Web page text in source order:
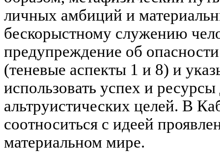
личных амбиций и
бескорыстному служению
предупреждение об
(теневые аспекты 1 и 8) и
использовать успех и
альтруистических целей. В
соотноситься с идеей
материальном мире.